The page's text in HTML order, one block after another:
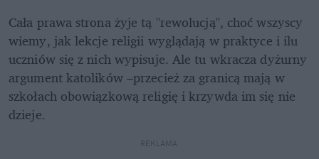
Cała prawa strona żyje tą "rewolucją", choć wszyscy
wiemy, jak lekcje religii wyglądają w praktyce i ilu
uczniów się z nich wypisuje. Ale tu wkracza dyżurny
argument katolików –przecież za granicą mają w
szkołach obowiązkową religię i krzywda im się nie
dzieje.
REKLAMA